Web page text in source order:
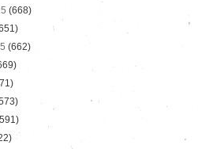
(668)
(662)